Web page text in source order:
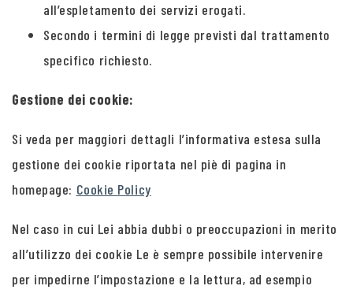
all’espletamento dei servizi erogati.
Secondo i termini di legge previsti dal trattamento
specifico richiesto.
Gestione dei cookie:
Si veda per maggiori dettagli l’informativa estesa sulla
gestione dei cookie riportata nel piè di pagina in
homepage: Cookie Policy
Nel caso in cui Lei abbia dubbi o preoccupazioni in merito
all’utilizzo dei cookie Le è sempre possibile intervenire
per impedirne l’impostazione e la lettura, ad esempio